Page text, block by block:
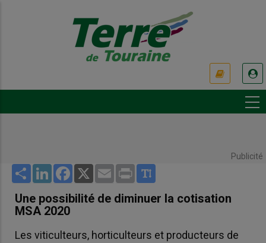
Publicité
Share LinkedInFacebook
X Email Print
Une possibilité de diminuer la cotisation
MSA 2020
Les viticulteurs, horticulteurs et producteurs de